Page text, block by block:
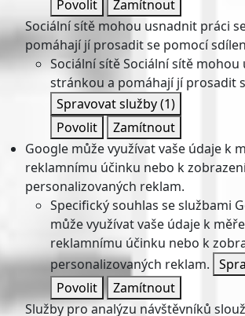
Povolit
Zamítnout
Sociální sítě mohou usnadnit práci
pomáhají jí prosadit se pomocí
Sociální sítěSociální sítě mohou
stránkou a pomáhají jí prosadit
Spravovat služby(1)
Povolit
Zamítnout
Google může využívat vaše údaje k
reklamnímu účinku nebo k
personalizovaných reklam.
Specifický souhlas se službami
může využívat vaše údaje k
reklamnímu účinku nebo k
personalizovaných reklam.
Povolit
Zamítnout
Služby pro analýzu návštěvníků